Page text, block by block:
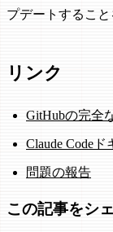
プデートすること
リンク
GitHubの完全
Claude Codeド
問題の報告
この記事をシ